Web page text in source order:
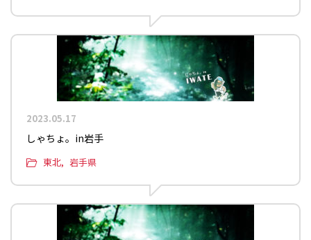
2023.05.17
しゃちょ。in岩手
東北 岩手県